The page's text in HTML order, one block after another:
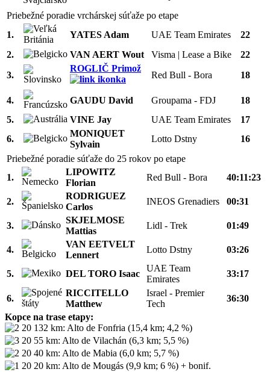
Priebežné poradie vrchárskej súťaže po etape
1.
YATES Adam UAE Team Emirates
22
2.
VAN AERT Wout Visma | Lease a Bike
22
3.
ROGLIČ Primož
Red Bull - Bora 18
4. GAUDU David Groupama - FDJ
18
5.
VINE Jay UAE Team Emirates
17
6.
MONIQUET
Sylvain
Lotto Dstny
16
Priebežné poradie súťaže do 25 rokov po etape
1.
LIPOWITZ
Florian
Red Bull - Bora 40:11:23
2.
RODRIGUEZ
Carlos
INEOS Grenadiers 00:31
3.
SKJELMOSE
Mattias
Lidl - Trek 01:49
4.
VAN EETVELT
Lennert
Lotto Dstny 03:26
5. DEL TORO Isaac
UAE Team
Emirates
33:17
6.
RICCITELLO
Matthew
Israel - Premier
Tech
36:30
Kopce na trase etapy:
132 km: Alto de Fonfria (15,4 km; 4,2 %)
55 km: Alto de Vilachán (6,3 km; 5,5 %)
40 km: Alto de Mabia (6,0 km; 5,7 %)
20 km: Alto de Mougás (9,9 km; 6 %) + bonif.